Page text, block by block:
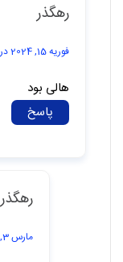
رهگذر
فوریه 15, 2024 در 19:46
هالی بود
پاسخ
رهگذر
مارس 3, 2024 در 19:52